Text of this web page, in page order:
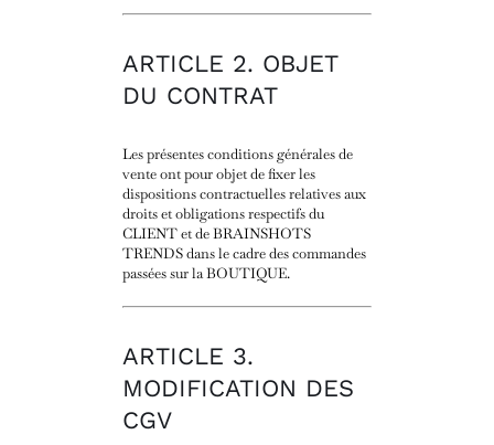
ARTICLE 2. OBJET
DU CONTRAT
Les présentes conditions générales de
vente ont pour objet de fixer les
dispositions contractuelles relatives aux
droits et obligations respectifs du
CLIENT et de BRAINSHOTS
TRENDS dans le cadre des commandes
passées sur la BOUTIQUE.
ARTICLE 3.
MODIFICATION DES
CGV